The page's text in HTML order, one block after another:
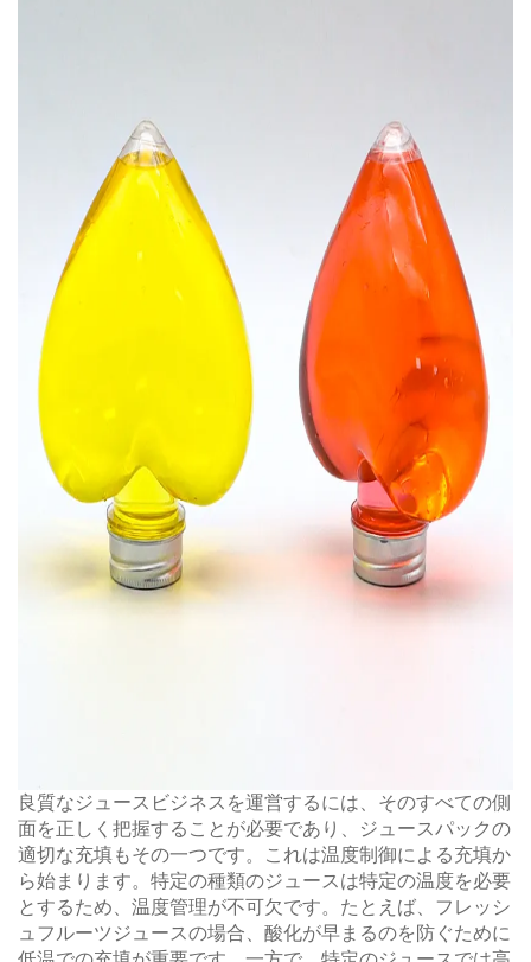
良質なジュースビジネスを運営するには、そのすべての側
面を正しく把握することが必要であり、ジュースパックの
適切な充填もその一つです。これは温度制御による充填か
ら始まります。特定の種類のジュースは特定の温度を必要
とするため、温度管理が不可欠です。たとえば、フレッシ
ュフルーツジュースの場合、酸化が早まるのを防ぐために